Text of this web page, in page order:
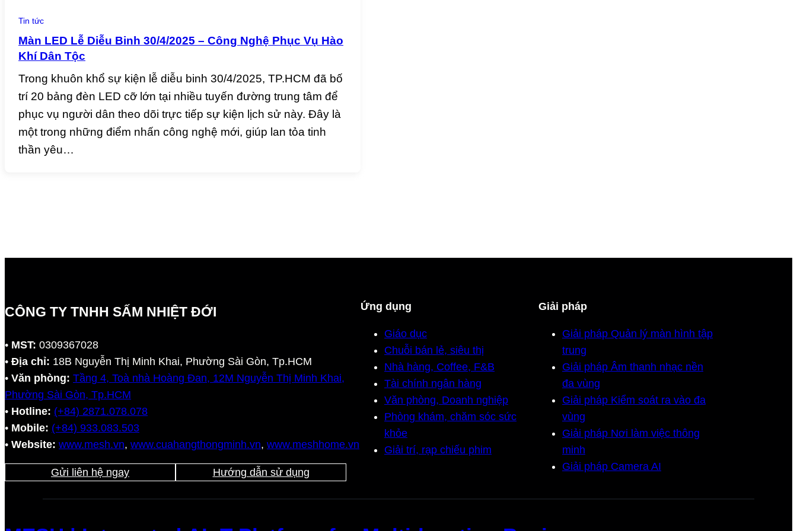
Tin tức
Màn LED Lễ Diễu Binh 30/4/2025 – Công Nghệ Phục Vụ Hào
Khí Dân Tộc
Trong khuôn khổ sự kiện lễ diễu binh 30/4/2025, TP.HCM đã bố
trí 20 bảng đèn LED cỡ lớn tại nhiều tuyến đường trung tâm để
phục vụ người dân theo dõi trực tiếp sự kiện lịch sử này. Đây là
một trong những điểm nhấn công nghệ mới, giúp lan tỏa tinh
thần yêu…
CÔNG TY TNHH SẤM NHIỆT ĐỚI
• MST: 0309367028
• Địa chỉ: 18B Nguyễn Thị Minh Khai, Phường Sài Gòn, Tp.HCM
• Văn phòng: Tầng 4, Toà nhà Hoàng Đan, 12M Nguyễn Thị Minh Khai,
Phường Sài Gòn, Tp.HCM
• Hotline: (+84) 2871.078.078
• Mobile: (+84) 933.083.503
• Website: www.mesh.vn, www.cuahangthongminh.vn, www.meshhome.vn
Gửi liên hệ ngay Hướng dẫn sử dụng
Ứng dụng
Giáo dục
Chuỗi bán lẻ, siêu thị
Nhà hàng, Coffee, F&B
Tài chính ngân hàng
Văn phòng, Doanh nghiệp
Phòng khám, chăm sóc sức
khỏe
Giải trí, rạp chiếu phim
Giải pháp
Giải pháp Quản lý màn hình tập
trung
Giải pháp Âm thanh nhạc nền
đa vùng
Giải pháp Kiểm soát ra vào đa
vùng
Giải pháp Nơi làm việc thông
minh
Giải pháp Camera AI